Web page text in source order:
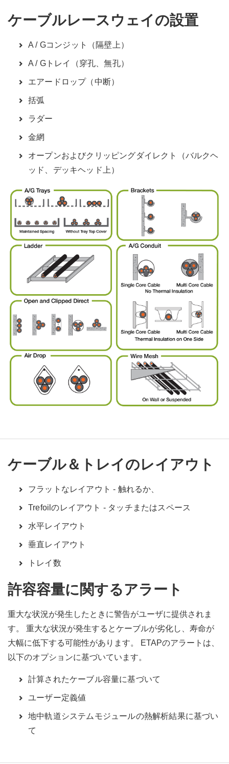
ケーブルレースウェイの設置
A / Gコンジット（隔壁上）
A / Gトレイ（穿孔、無孔）
エアードロップ（中断）
括弧
ラダー
金網
オープンおよびクリッピングダイレクト（バルクヘ
ッド、デッキヘッド上）
ケーブル＆トレイのレイアウト
フラットなレイアウト - 触れるか、
Trefoilのレイアウト - タッチまたはスペース
水平レイアウト
垂直レイアウト
トレイ数
許容容量に関するアラート
重大な状況が発生したときに警告がユーザに提供されま
す。 重大な状況が発生するとケーブルが劣化し、寿命が
大幅に低下する可能性があります。 ETAPのアラートは、
以下のオプションに基づいています。
計算されたケーブル容量に基づいて
ユーザー定義値
地中軌道システムモジュールの熱解析結果に基づい
て